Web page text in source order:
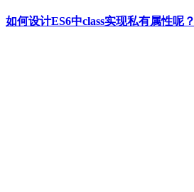
如何设计ES6中class实现私有属性呢？